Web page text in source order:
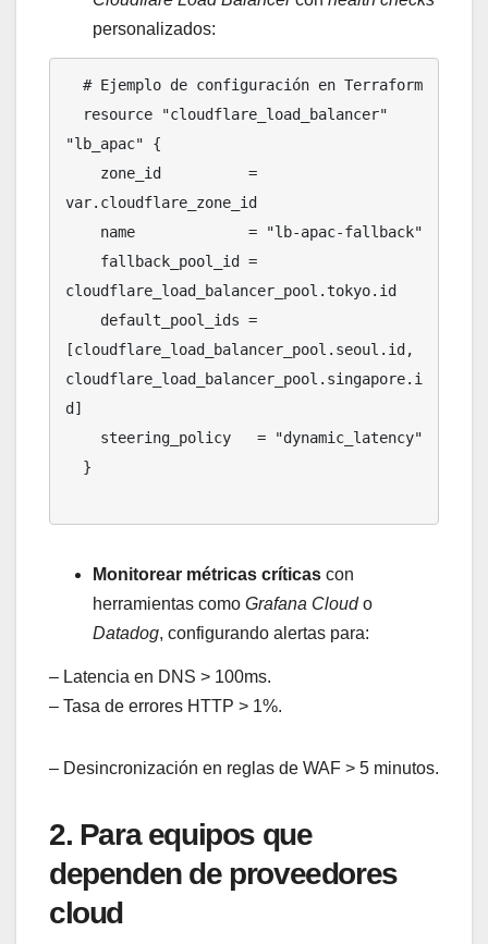
personalizados:
"lb_apac" {
var.cloudflare_zone_id
cloudflare_load_balancer_pool.tokyo.id
[cloudflare_load_balancer_pool.seoul.id,
cloudflare_load_balancer_pool.singapore.i
d]
Monitorear métricas críticas con
herramientas como Grafana Cloudo
Datadog, configurando alertas para:
– Latencia en DNS > 100ms.
– Tasa de errores HTTP > 1%.
– Desincronización en reglas de WAF > 5 minutos.
2. Para equipos que
dependen de proveedores
cloud